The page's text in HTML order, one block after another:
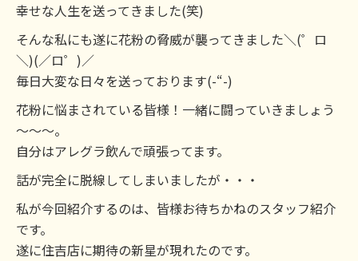
幸せな人生を送ってきました(笑)
そんな私にも遂に花粉の脅威が襲ってきました＼(゜ロ
＼)(／ロ゜)／
毎日大変な日々を送っております(-“-)
花粉に悩まされている皆様！一緒に闘っていきましょう
～～～。
自分はアレグラ飲んで頑張ってます。
話が完全に脱線してしまいましたが・・・
私が今回紹介するのは、皆様お待ちかねのスタッフ紹介
です。
遂に住吉店に期待の新星が現れたのです。